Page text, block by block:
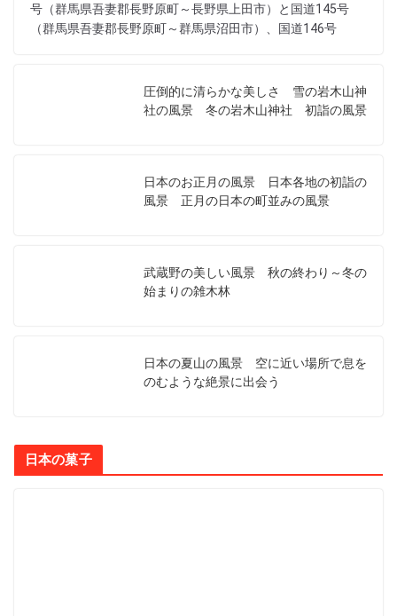
号（群馬県吾妻郡長野原町～長野県上田市）と国道145号
（群馬県吾妻郡長野原町～群馬県沼田市）、国道146号
圧倒的に清らかな美しさ 雪の岩木山神
社の風景 冬の岩木山神社 初詣の風景
日本のお正月の風景 日本各地の初詣の
風景 正月の日本の町並みの風景
武蔵野の美しい風景 秋の終わり～冬の
始まりの雑木林
日本の夏山の風景 空に近い場所で息を
のむような絶景に出会う
日本の菓子